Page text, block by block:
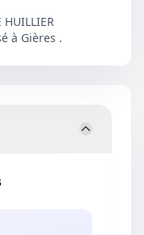
à Gières .